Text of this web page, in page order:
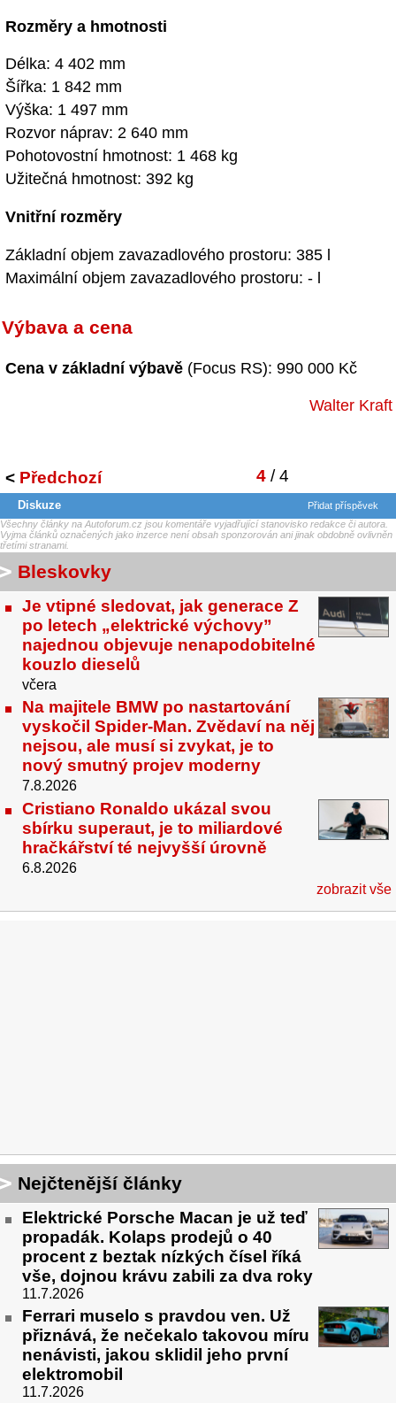
Rozměry a hmotnosti
Délka: 4 402 mm
Šířka: 1 842 mm
Výška: 1 497 mm
Rozvor náprav: 2 640 mm
Pohotovostní hmotnost: 1 468 kg
Užitečná hmotnost: 392 kg
Vnitřní rozměry
Základní objem zavazadlového prostoru: 385 l
Maximální objem zavazadlového prostoru: - l
Výbava a cena
Cena v základní výbavě (Focus RS): 990 000 Kč
Walter Kraft
< Předchozí 4/ 4
Diskuze
Přidat příspěvek
Všechny články na Autoforum.cz jsou komentáře vyjadřující stanovisko redakce či autora.
Vyjma článků označených jako inzerce není obsah sponzorován ani jinak obdobně ovlivněn
třetími stranami.
Bleskovky
Je vtipné sledovat, jak generace Z
po letech „elektrické výchovy”
najednou objevuje nenapodobitelné
kouzlo dieselů
včera
Na majitele BMW po nastartování
vyskočil Spider-Man. Zvědaví na něj
nejsou, ale musí si zvykat, je to
nový smutný projev moderny
7.8.2026
Cristiano Ronaldo ukázal svou
sbírku superaut, je to miliardové
hračkářství té nejvyšší úrovně
6.8.2026
zobrazit vše
Nejčtenější články
Elektrické Porsche Macan je už teď
propadák. Kolaps prodejů o 40
procent z beztak nízkých čísel říká
vše, dojnou krávu zabili za dva roky
11.7.2026
Ferrari muselo s pravdou ven. Už
přiznává, že nečekalo takovou míru
nenávisti, jakou sklidil jeho první
elektromobil
11.7.2026